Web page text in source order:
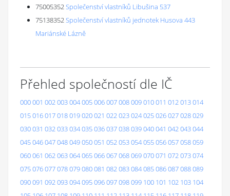
75005352Společenství vlastníků Libušina 537
75138352Společenství vlastníků jednotek Husova 443
Mariánské Lázně
Přehled společností dle IČ
000001 002003004005006007008009010011 012013014
015016017018019020021 022023024025026027028029
030031 032033034035036037038039040041 042043044
045046047048049050051 052053054055056057058059
060061 062063064065066067068069070071 072073074
075076077078079080081 082083084085086087088089
090091 092093094095096097098099 100 101 102 103 104